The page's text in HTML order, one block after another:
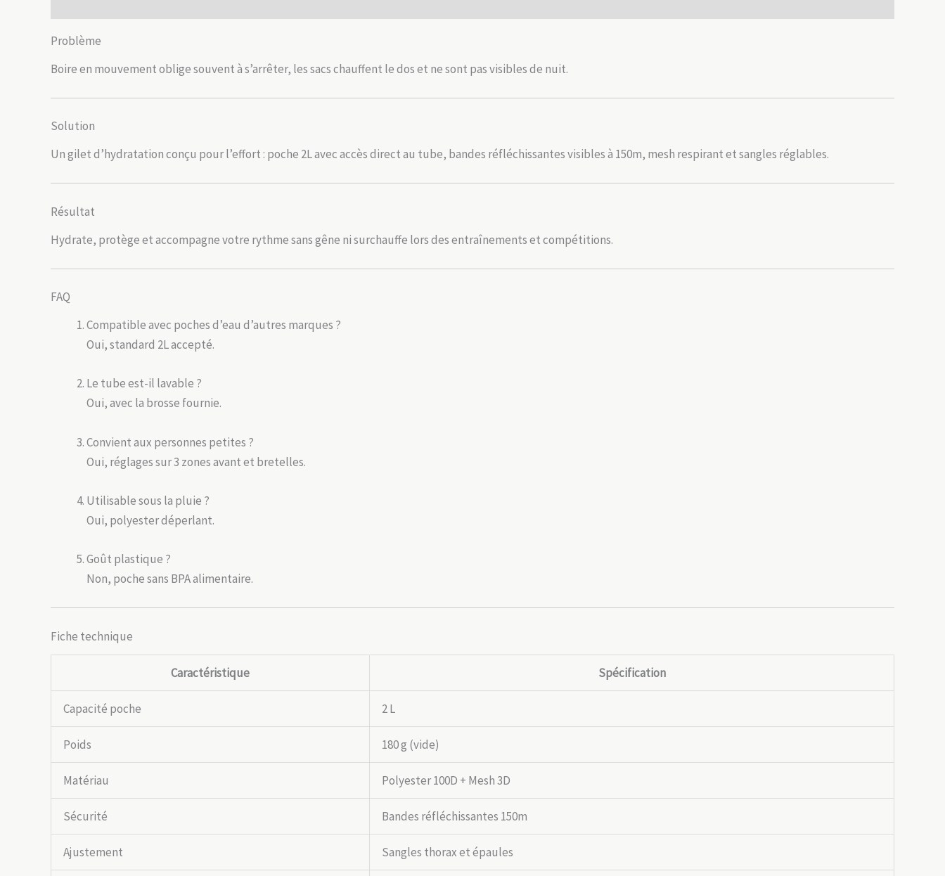
Vélo
Problème
Boire en mouvement oblige souvent à s’arrêter, les sacs chauffent le dos et ne sont pas visibles de nuit.
Solution
Un gilet d’hydratation conçu pour l’effort : poche 2L avec accès direct au tube, bandes réfléchissantes visibles à 150m, mesh respirant et sangles réglables.
Résultat
Hydrate, protège et accompagne votre rythme sans gêne ni surchauffe lors des entraînements et compétitions.
FAQ
Compatible avec poches d’eau d’autres marques ?
Oui, standard 2L accepté.
Le tube est-il lavable ?
Oui, avec la brosse fournie.
Convient aux personnes petites ?
Oui, réglages sur 3 zones avant et bretelles.
Utilisable sous la pluie ?
Oui, polyester déperlant.
Goût plastique ?
Non, poche sans BPA alimentaire.
Fiche technique
Caractéristique Spécification
Capacité poche 2 L
Poids 180 g (vide)
Matériau Polyester 100D + Mesh 3D
Sécurité Bandes réfléchissantes 150m
Ajustement Sangles thorax et épaules